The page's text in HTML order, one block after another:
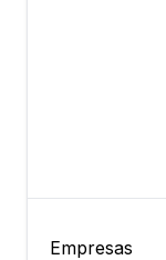
Empresas